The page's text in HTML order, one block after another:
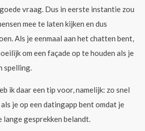
vraag. Dus in eerste instantie zou
mee te laten kijken en dus
Als je eenmaal aan het chatten bent,
om een façade op te houden als je
spelling.
ik daar een tip voor, namelijk: zo snel
je op een datingapp bent omdat je
lange gesprekken belandt.